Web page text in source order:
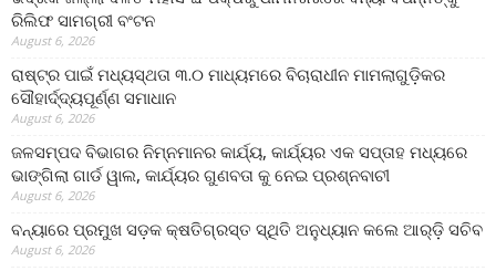
ରିଲିଫ ସାମଗ୍ରୀ ବଂଟନ
August 6, 2026
ରାଷ୍ଟ୍ର ପାଇଁ ମଧ୍ୟସ୍ଥତା ୩.୦ ମାଧ୍ୟମରେ ବିଚାରାଧୀନ ମାମଲାଗୁଡ଼ିକର
ସୌହାର୍ଦ୍ଦ୍ୟପୂର୍ଣ୍ଣ ସମାଧାନ
August 6, 2026
ଜଳସମ୍ପଦ ବିଭାଗର ନିମ୍ନମାନର କାର୍ଯ୍ୟ, କାର୍ଯ୍ୟର ଏକ ସପ୍ତାହ ମଧ୍ୟରେ
ଭାଙ୍ଗିଲା ଗାର୍ଡ ୱାଲ, କାର୍ଯ୍ୟର ଗୁଣବତା କୁ ନେଇ ପ୍ରଶ୍ନବାଚୀ
August 6, 2026
ବନ୍ୟାରେ ପ୍ରମୁଖ ସଡ଼କ କ୍ଷତିଗ୍ରସ୍ତ ସ୍ଥିତି ଅନୁଧ୍ୟାନ କଲେ ଆର୍‌ଡ଼ି ସଚିବ
August 6, 2026